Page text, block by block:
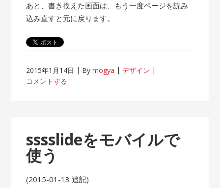
あと、書き換えた画面は、もう一度ページを読み
込み直すと元に戻ります。
2015年1月14日 Bymogya
デザイン
コメントする
sssslideをモバイルで
使う
(2015-01-13 追記)